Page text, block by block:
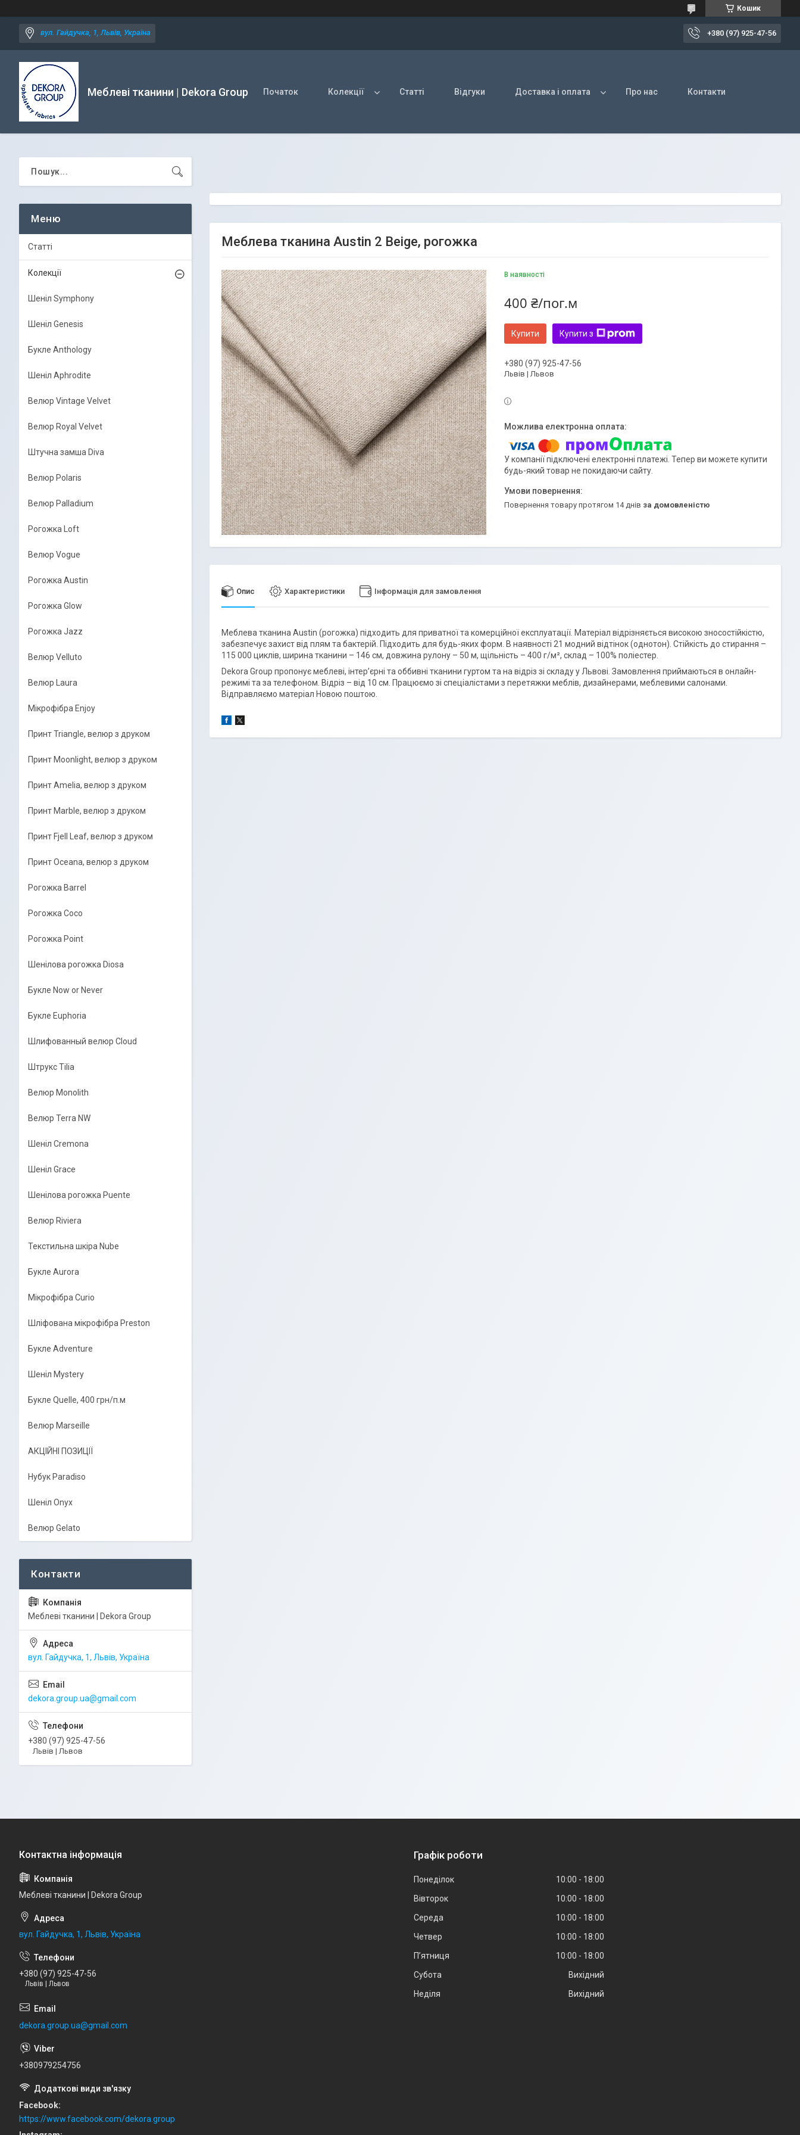
Кошик
вул. Гайдучка, 1, Львів, Україна +380 (97) 925-47-56
Меблеві тканини | Dekora Group Початок Колекції Статті Відгуки Доставка і оплата Про нас Контакти
Меблева тканина Austin 2 Beige, рогожка
В наявності
400 ₴/пог.м
Купити Купити з
+380 (97) 925-47-56
Львів | Львов
У компанії підключені електронні платежі. Тепер ви можете купити
будь-який товар не покидаючи сайту.
повернення товару протягом 14 днів за домовленістю
Опис Характеристики Інформація для замовлення
Меблева тканина Austin (рогожка) підходить для приватної та комерційної експлуатації. Матеріал відрізняється високою зносостійкістю,
забезпечує захист від плям та бактерій. Підходить для будь-яких форм. В наявності 21 модний відтінок (однотон). Стійкість до стирання –
115 000 циклів, ширина тканини – 146 см, довжина рулону – 50 м, щільність – 400 г/м², склад – 100% поліестер.
Dekora Group пропонує меблеві, інтер’єрні та оббивні тканини гуртом та на відріз зі складу у Львові. Замовлення приймаються в онлайн-
режимі та за телефоном. Відріз – від 10 см. Працюємо зі спеціалістами з перетяжки меблів, дизайнерами, меблевими салонами.
Відправляємо матеріал Новою поштою.
Статті
Колекції
Шеніл Symphony
Шеніл Genesis
Букле Anthology
Шеніл Aphrodite
Велюр Vintage Velvet
Велюр Royal Velvet
Штучна замша Diva
Велюр Polaris
Велюр Palladium
Рогожка Loft
Велюр Vogue
Рогожка Austin
Рогожка Glow
Рогожка Jazz
Велюр Velluto
Велюр Laura
Мікрофібра Enjoy
Принт Triangle, велюр з друком
Принт Moonlight, велюр з друком
Принт Amelia, велюр з друком
Принт Marble, велюр з друком
Принт Fjell Leaf, велюр з друком
Принт Oceana, велюр з друком
Рогожка Barrel
Рогожка Coco
Рогожка Point
Шенілова рогожка Diosa
Букле Now or Never
Букле Euphoria
Шлифованный велюр Cloud
Штрукс Tilia
Велюр Monolith
Велюр Terra NW
Шеніл Cremona
Шеніл Grace
Шенілова рогожка Puente
Велюр Riviera
Текстильна шкіра Nube
Букле Aurora
Мікрофібра Curio
Шліфована мікрофібра Preston
Букле Adventure
Шеніл Mystery
Букле Quelle, 400 грн/п.м
Велюр Marseille
АКЦІЙНІ ПОЗИЦІЇ
Нубук Paradiso
Шеніл Onyx
Велюр Gelato
Меблеві тканини | Dekora Group
вул. Гайдучка, 1, Львів, Україна
dekora.group.ua@gmail.com
+380 (97) 925-47-56
Львів | Львов
Меблеві тканини | Dekora Group
вул. Гайдучка, 1, Львів, Україна
+380 (97) 925-47-56
Львів | Львов
dekora.group.ua@gmail.com
+380979254756
Facebook
https://www.facebook.com/dekora.group
Графік роботи
Понеділок 10:00
18:00
Вівторок
10:00
18:00
Середа
10:00
18:00
Четвер
10:00
18:00
Пʼятниця
10:00
18:00
Субота
Вихідний
Неділя
Вихідний